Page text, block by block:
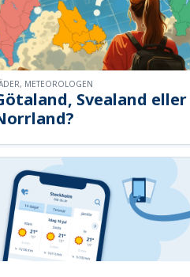
Svealand eller
METEOROLOGEN